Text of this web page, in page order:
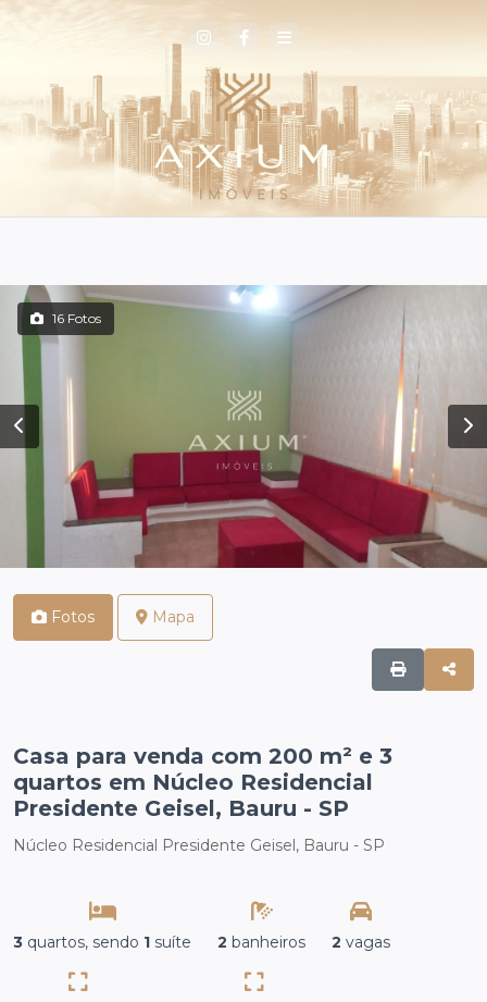
16 Fotos
Fotos Mapa
Casa para venda com 200 m² e 3
quartos em Núcleo Residencial
Presidente Geisel, Bauru - SP
Núcleo Residencial Presidente Geisel, Bauru - SP
3 quartos, sendo 1 suíte 2 banheiros 2 vagas